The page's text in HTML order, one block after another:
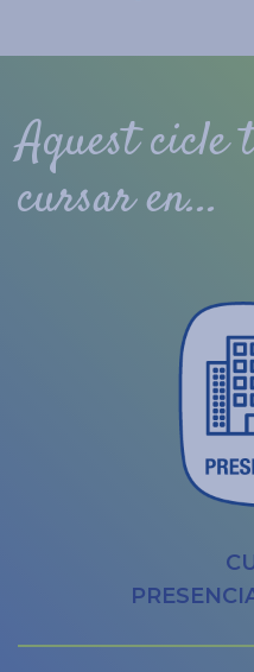
Aquest cicle
cursar en...